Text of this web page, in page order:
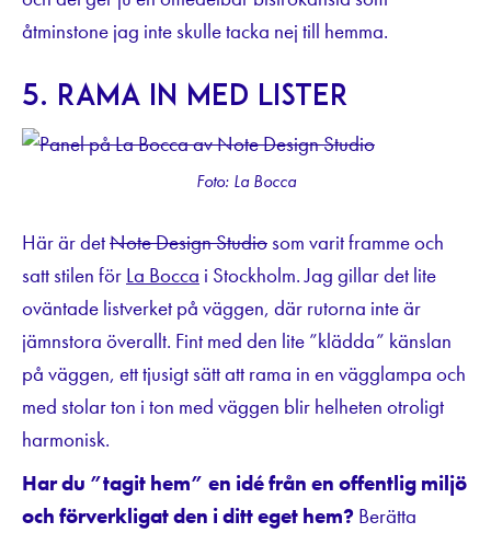
åtminstone jag inte skulle tacka nej till hemma.
5. Rama in med lister
Foto: La Bocca
Här är detNote Design Studiosom varit framme och
satt stilen för La Bocca i Stockholm. Jag gillar det lite
oväntade listverket på väggen, där rutorna inte är
jämnstora överallt. Fint med den lite ”klädda” känslan
på väggen, ett tjusigt sätt att rama in en vägglampa och
med stolar ton i ton med väggen blir helheten otroligt
harmonisk.
Har du ”tagit hem” en idé från en offentlig miljö
och förverkligat den i ditt eget hem? Berätta